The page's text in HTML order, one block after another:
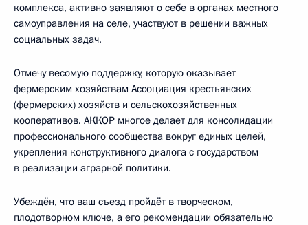
комплекса, активно заявляют о себе в органах местного
самоуправления на селе, участвуют в решении важных
социальных задач.
Отмечу весомую поддержку, которую оказывает
фермерским хозяйствам Ассоциация крестьянских
(фермерских) хозяйств и сельскохозяйственных
кооперативов. АККОР многое делает для консолидации
профессионального сообщества вокруг единых целей,
укрепления конструктивного диалога с государством
в реализации аграрной политики.
Убеждён, что ваш съезд пройдёт в творческом,
плодотворном ключе, а его рекомендации обязательно